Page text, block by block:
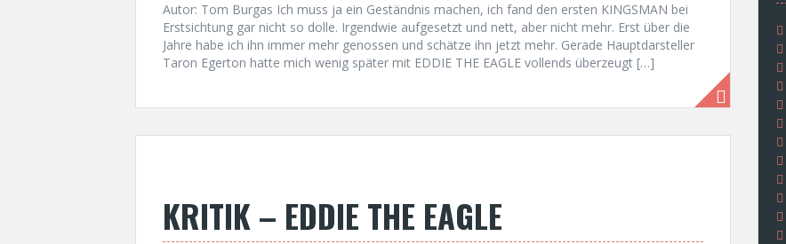
Autor: Tom Burgas Ich muss ja ein Geständnis machen, ich fand den ersten KINGSMAN bei
Erstsichtung gar nicht so dolle. Irgendwie aufgesetzt und nett, aber nicht mehr. Erst über die
Jahre habe ich ihn immer mehr genossen und schätze ihn jetzt mehr. Gerade Hauptdarsteller
Taron Egerton hatte mich wenig später mit EDDIE THE EAGLE vollends überzeugt […]
KRITIK – EDDIE THE EAGLE